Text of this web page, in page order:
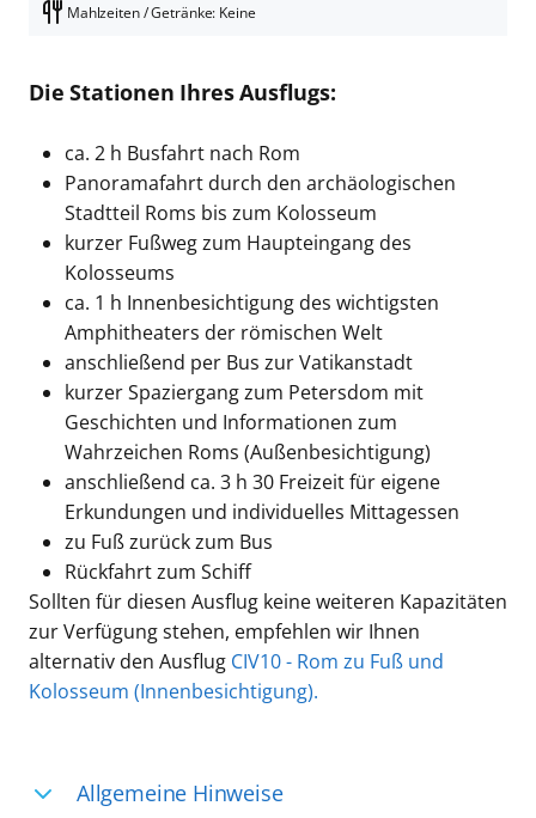
Mahlzeiten / Getränke: Keine
Die Stationen Ihres Ausflugs:
ca. 2 h Busfahrt nach Rom
Panoramafahrt durch den archäologischen
Stadtteil Roms bis zum Kolosseum
kurzer Fußweg zum Haupteingang des
Kolosseums
ca. 1 h Innenbesichtigung des wichtigsten
Amphitheaters der römischen Welt
anschließend per Bus zur Vatikanstadt
kurzer Spaziergang zum Petersdom mit
Geschichten und Informationen zum
Wahrzeichen Roms (Außenbesichtigung)
anschließend ca. 3 h 30 Freizeit für eigene
Erkundungen und individuelles Mittagessen
zu Fuß zurück zum Bus
Rückfahrt zum Schiff
Sollten für diesen Ausflug keine weiteren Kapazitäten
zur Verfügung stehen, empfehlen wir Ihnen
alternativ den Ausflug CIV10 - Rom zu Fuß und
Kolosseum (Innenbesichtigung).
Allgemeine Hinweise